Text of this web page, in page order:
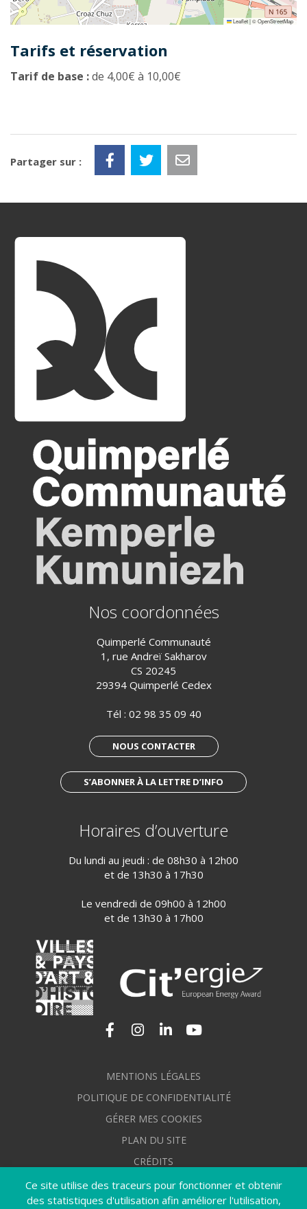
Ce site utilise des traceurs pour fonctionner et obtenir
des statistiques d'utilisation afin améliorer l'utilisation,
Leaflet|©OpenStreetMap
Tarifs et réservation
Tarif de base :de 4,00€ à 10,00€
Partager sur :
Nos coordonnées
Quimperlé Communauté
1, rue Andreï Sakharov
CS 20245
29394 Quimperlé Cedex
Tél : 02 98 35 09 40
NOUS CONTACTER
S’ABONNER À LA LETTRE D’INFO
Horaires d’ouverture
Du lundi au jeudi : de 08h30 à 12h00
et de 13h30 à 17h30
Le vendredi de 09h00 à 12h00
et de 13h30 à 17h00
Lien vers le compte Facebook
Lien vers le compte Instagram
Lien vers le compte
MENTIONS LÉGALES
POLITIQUE DE CONFIDENTIALITÉ
GÉRER MES COOKIES
PLAN DU SITE
CRÉDITS
ACCESSIBILITÉ : NON CONFORME